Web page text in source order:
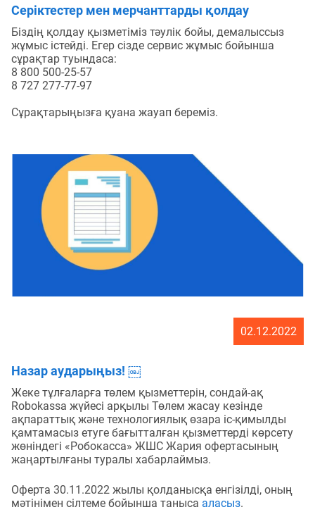
Серіктестер мен мерчанттарды қолдау
Біздің қолдау қызметіміз тәулік бойы, демалыссыз
жұмыс істейді. Егер сізде сервис жұмыс бойынша
сұрақтар туындаса:
8 800 500-25-57
8 727 277-77-97
Сұрақтарыңызға қуана жауап береміз.
02.12.2022
Назар аударыңыз! ￼
Жеке тұлғаларға төлем қызметтерін, сондай-ақ
Robokassa жүйесі арқылы Төлем жасау кезінде
ақпараттық және технологиялық өзара іс-қимылды
қамтамасыз етуге бағытталған қызметтерді көрсету
жөніндегі «Робокасса» ЖШС Жария офертасының
жаңартылғаны туралы хабарлаймыз.
Оферта 30.11.2022 жылы қолданысқа енгізілді, оның
мәтінімен сілтеме бойынша таныса аласыз.